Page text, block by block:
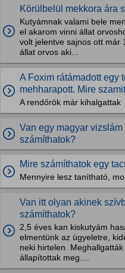
Körülbelül mekkora ára
Kutyámnak valami bele
el akarom vinni állat
volt jelentve sajnos ott már
állat orvos aki...
A Foxim rátámadott egy
mehharapott. Mire
A rendőrök már kihalgattak
Van egy magyar
számíthatok?
Mire számíthatok egy
Mennyire lesz tanítható,
Van itt olyan akinek
számíthatok?
2,5 éves kan kiskutyám
elmentünk az ügyeletre,
neki hirtelen.
állapítottak meg....